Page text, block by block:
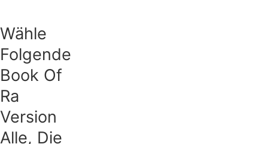
Wähle
Folgende
Book Of
Ra
Version
Alle, Die